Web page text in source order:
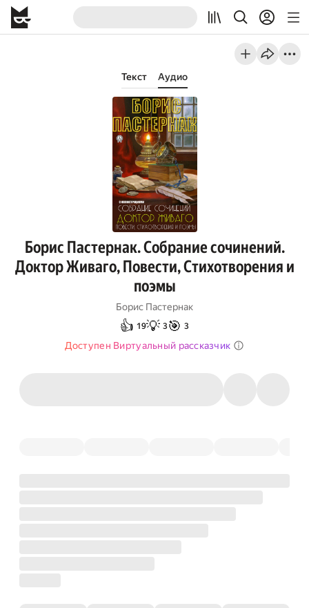
Текст Аудио
Борис Пастернак. Собрание сочинений.
Доктор Живаго, Повести, Стихотворения и
поэмы
Борис Пастернак
👍 19💡 3🎯 3
Доступен Виртуальный рассказчик